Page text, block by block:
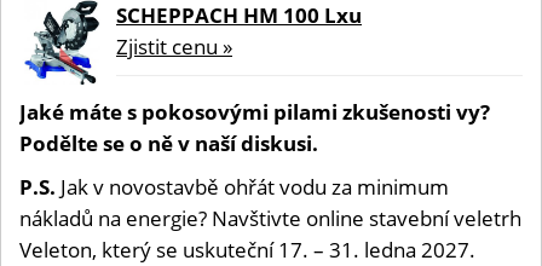
SCHEPPACH HM 100 Lxu
Zjistit cenu »
Jaké máte s pokosovými pilami zkušenosti vy?
Podělte se o ně v naší diskusi.
P.S. Jak v novostavbě ohřát vodu za minimum
nákladů na energie? Navštivte online stavební veletrh
Veleton, který se uskuteční 17. – 31. ledna 2027.